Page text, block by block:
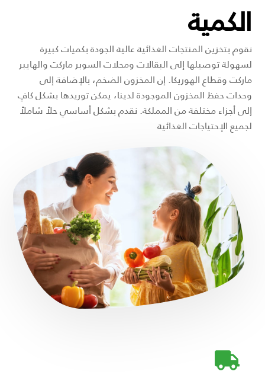
الكمية
نقوم بتخزين المنتجات الغذائية عالية الجودة بكميات كبيرة
لسهولة توصيلها إلى البقالات ومحلات السوبر ماركت والهايبر
ماركت وقطاع الهوريكا. إن المخزون الضخم، بالإضافة إلى
وحدات حفظ المخزون الموجودة لدينا، يمكن توريدها بشكل كافٍ
إلى أجزاء مختلفة من المملكة. نقدم بشكل أساسي حلاً شاملاً
لجميع الإحتياجات الغذائية